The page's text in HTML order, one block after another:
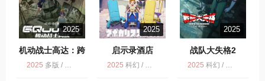
2025
机动战士高达：跨
时之战
2025 多版 / 科幻 / 冒险 / 动画
2025
启示录酒店
2025 科幻 / 动画 / 启示录酒店 / 灾难 / 多版
2025
战队大失格2
2025 科幻 / 奇幻 / 战队大失格 第2季 / 动画 / 动作 / 冒险 / 多版 / 喜剧